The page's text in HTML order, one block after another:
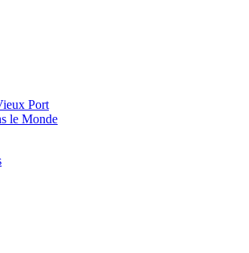
Port
le Monde